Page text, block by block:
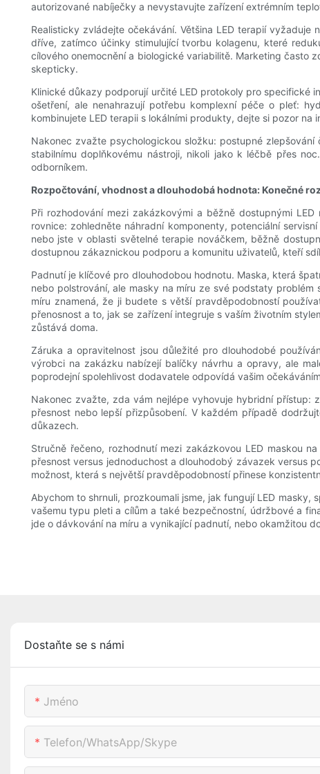
autorizované nabíječky a nevystavujte zařízení extrémním
Realisticky zvládejte očekávání. Většina LED terapií
dříve, zatímco účinky stimulující tvorbu kolagenu, které
cílového onemocnění a biologické variabilitě. Marketing často
skepticky.
Klinické důkazy podporují určité LED protokoly pro specifické
ošetření, ale nenahrazují potřebu komplexní péče o pleť:
kombinujete LED terapii s lokálními produkty, dejte si pozor
Nakonec zvažte psychologickou složku: postupné
stabilnímu doplňkovému nástroji, nikoli jako k léčbě přes
odborníkem.
Rozpočtování, vhodnost a dlouhodobá hodnota: Konečné
Při rozhodování mezi zakázkovými a běžně dostupnými
rovnice: zohledněte náhradní komponenty, potenciální
nebo jste v oblasti světelné terapie nováčkem, běžně
dostupnou zákaznickou podporu a komunitu uživatelů, kteří
Padnutí je klíčové pro dlouhodobou hodnotu. Maska, která
nebo polstrování, ale masky na míru ze své podstaty
míru znamená, že ji budete s větší pravděpodobností
přenosnost a to, jak se zařízení integruje s vaším životním
zůstává doma.
Záruka a opravitelnost jsou důležité pro dlouhodobé
výrobci na zakázku nabízejí balíčky návrhu a opravy, ale
poprodejní spolehlivost dodavatele odpovídá vašim
Nakonec zvažte, zda vám nejlépe vyhovuje hybridní
přesnost nebo lepší přizpůsobení. V každém případě
důkazech.
Stručně řečeno, rozhodnutí mezi zakázkovou LED maskou
přesnost versus jednoduchost a dlouhodobý závazek versus
možnost, která s největší pravděpodobností přinese
Abychom to shrnuli, prozkoumali jsme, jak fungují LED
vašemu typu pleti a cílům a také bezpečnostní, údržbové a
jde o dávkování na míru a vynikající padnutí, nebo okamžitou
Dostaňte se s námi
Jméno
Telefon/whatsApp/skype